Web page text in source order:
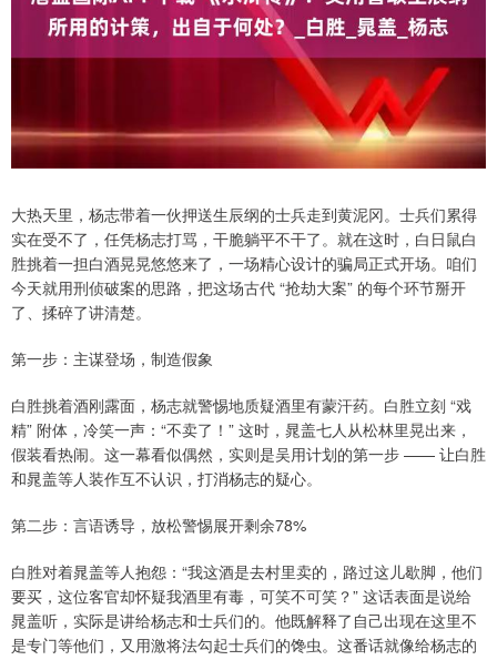
大热天里，杨志带着一伙押送生辰纲的士兵走到黄泥冈。士兵们累得
实在受不了，任凭杨志打骂，干脆躺平不干了。就在这时，白日鼠白
胜挑着一担白酒晃晃悠悠来了，一场精心设计的骗局正式开场。咱们
今天就用刑侦破案的思路，把这场古代 “抢劫大案” 的每个环节掰开
了、揉碎了讲清楚。
第一步：主谋登场，制造假象
白胜挑着酒刚露面，杨志就警惕地质疑酒里有蒙汗药。白胜立刻 “戏
精” 附体，冷笑一声：“不卖了！” 这时，晁盖七人从松林里晃出来，
假装看热闹。这一幕看似偶然，实则是吴用计划的第一步 —— 让白胜
和晁盖等人装作互不认识，打消杨志的疑心。
第二步：言语诱导，放松警惕展开剩余78%
白胜对着晁盖等人抱怨：“我这酒是去村里卖的，路过这儿歇脚，他们
要买，这位客官却怀疑我酒里有毒，可笑不可笑？” 这话表面是说给
晁盖听，实际是讲给杨志和士兵们的。他既解释了自己出现在这里不
是专门等他们，又用激将法勾起士兵们的馋虫。这番话就像给杨志的